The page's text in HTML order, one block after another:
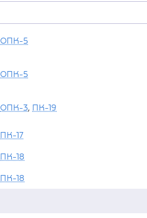
ОПК-5
ОПК-5
ОПК-3, ПК-19
ПК-17
ПК-18
ПК-18